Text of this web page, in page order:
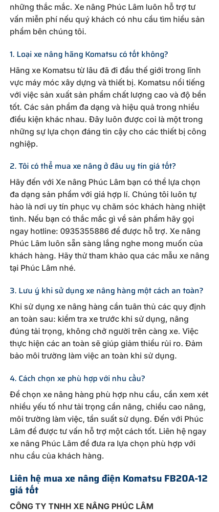
những thắc mắc. Xe nâng Phúc Lâm luôn hỗ trợ tư
vấn miễn phí nếu quý khách có nhu cầu tìm hiểu sản
phẩm bên chúng tôi.
1. Loại xe nâng hãng Komatsu có tốt không?
Hãng xe Komatsu từ lâu đã đi đầu thế giới trong lĩnh
vực máy móc xây dựng và thiết bị. Komatsu nổi tiếng
với việc sản xuất sản phẩm chất lượng cao và độ bền
tốt. Các sản phẩm đa dạng và hiệu quả trong nhiều
điều kiện khác nhau. Đây luôn được coi là một trong
những sự lựa chọn đáng tin cậy cho các thiết bị công
nghiệp.
2. Tôi có thể mua xe nâng ở đâu uy tín giá tốt?
Hãy đến với Xe nâng Phúc Lâm bạn có thể lựa chọn
đa dạng sản phẩm với giá hợp lí. Chúng tôi luôn tự
hào là nơi uy tín phục vụ chăm sóc khách hàng nhiệt
tình. Nếu bạn có thắc mắc gì về sản phẩm hãy gọi
ngay hotline: 0935355886 để được hỗ trợ. Xe nâng
Phúc Lâm luôn sẵn sàng lắng nghe mong muốn của
khách hàng. Hãy thử tham khảo qua các mẫu xe nâng
tại Phúc Lâm nhé.
3. Lưu ý khi sử dụng xe nâng hàng một cách an toàn?
Khi sử dụng xe nâng hàng cần tuân thủ các quy định
an toàn sau: kiểm tra xe trước khi sử dụng, nâng
đúng tải trọng, không chở người trên càng xe. Việc
thực hiện các an toàn sẽ giúp giảm thiểu rủi ro. Đảm
bảo môi trường làm việc an toàn khi sử dụng.
4. Cách chọn xe phù hợp với nhu cầu?
Để chọn xe nâng hàng phù hợp nhu cầu, cần xem xét
nhiều yếu tố như tải trọng cần nâng, chiều cao nâng,
môi trường làm việc, tần suất sử dụng. Đến với Phúc
Lâm để được tư vấn hỗ trợ một cách tốt. Liên hệ ngay
xe nâng Phúc Lâm để đưa ra lựa chọn phù hợp với
nhu cầu của khách hàng.
Liên hệ mua xe nâng điện Komatsu FB20A-12
giá tốt
CÔNG TY TNHH XE NÂNG PHÚC LÂM